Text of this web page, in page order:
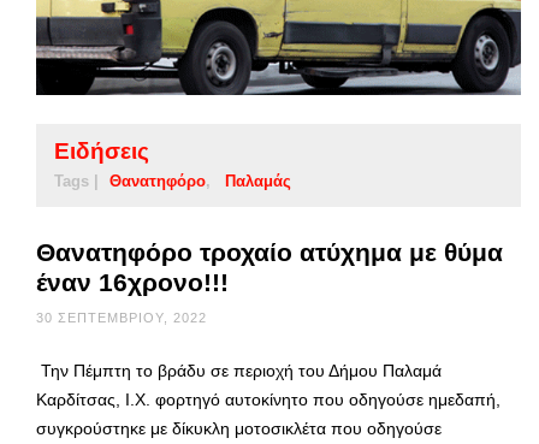
Ειδήσεις
Tags | Θανατηφόρο Παλαμάς
Θανατηφόρο τροχαίο ατύχημα με θύμα
έναν 16χρονο!!!
30 ΣΕΠΤΕΜΒΡΊΟΥ, 2022
Την Πέμπτη το βράδυ σε περιοχή του Δήμου Παλαμά
Καρδίτσας, Ι.Χ. φορτηγό αυτοκίνητο που οδηγούσε ημεδαπή,
συγκρούστηκε με δίκυκλη μοτοσικλέτα που οδηγούσε